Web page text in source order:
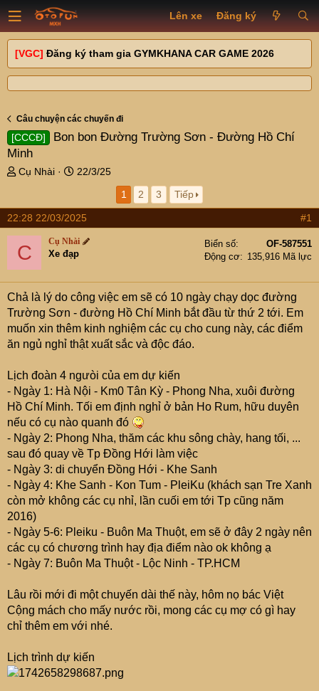
Lên xe Đăng ký
[VGC] Đăng ký tham gia GYMKHANA CAR GAME 2026
Câu chuyện các chuyến đi
[CCCĐ]
Bon bon Đường Trường Sơn - Đường Hồ Chí
Minh
T
e
a
d
s
r
e
r
Cụ Nhài
N
y
g
ử
i
22/3/25
1
2 3 Tiếp
22:28 22/03/2025 #1
C Cụ Nhài
Xe đạp
Biển số
OF-587551
Động cơ
135,916 Mã lực
Chả là lý do công việc em sẽ có 10 ngày chạy dọc đường
Trường Sơn - đường Hồ Chí Minh bắt đầu từ thứ 2 tới. Em
muốn xin thêm kinh nghiệm các cụ cho cung này, các điểm
ăn ngủ nghỉ thật xuất sắc và độc đáo.
Lịch đoàn 4 ngưòi của em dự kiến
- Ngày 1: Hà Nội - Km0 Tân Kỳ - Phong Nha, xuôi đường
Hồ Chí Minh. Tối em định nghỉ ở bản Ho Rum, hữu duyên
nếu có cụ nào quanh đó
- Ngày 2: Phong Nha, thăm các khu sông chày, hang tối, ...
sau đó quay về Tp Đồng Hới làm việc
- Ngày 3: di chuyển Đồng Hới - Khe Sanh
- Ngày 4: Khe Sanh - Kon Tum - PleiKu (khách sạn Tre Xanh
còn mở không các cụ nhỉ, lần cuối em tới Tp cũng năm
2016)
- Ngày 5-6: Pleiku - Buôn Ma Thuột, em sẽ ở đây 2 ngày nên
các cụ có chương trình hay địa điểm nào ok không ạ
- Ngày 7: Buôn Ma Thuột - Lộc Ninh - TP.HCM
Lâu rồi mới đi một chuyến dài thế này, hôm nọ bác Việt
Cộng mách cho mấy nước rồi, mong các cụ mợ có gì hay
chỉ thêm em với nhé.
Lịch trình dự kiến